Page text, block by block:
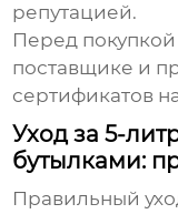
репутацией.
Перед покупкой
поставщике и
сертификатов
Уход за 5-
бутылками:
Правильный